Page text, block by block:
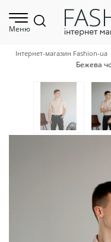
Меню
Інтернет-магазин Fashion-ua
Бежева